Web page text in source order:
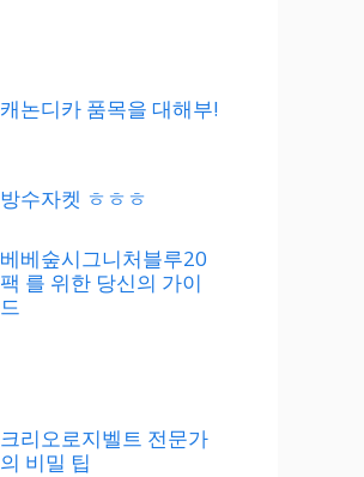
캐논디카 품목을 대해부!
방수자켓 ㅎㅎㅎ
베베숲시그니처블루20
팩 를 위한 당신의 가이
드
크리오로지벨트 전문가
의 비밀 팁